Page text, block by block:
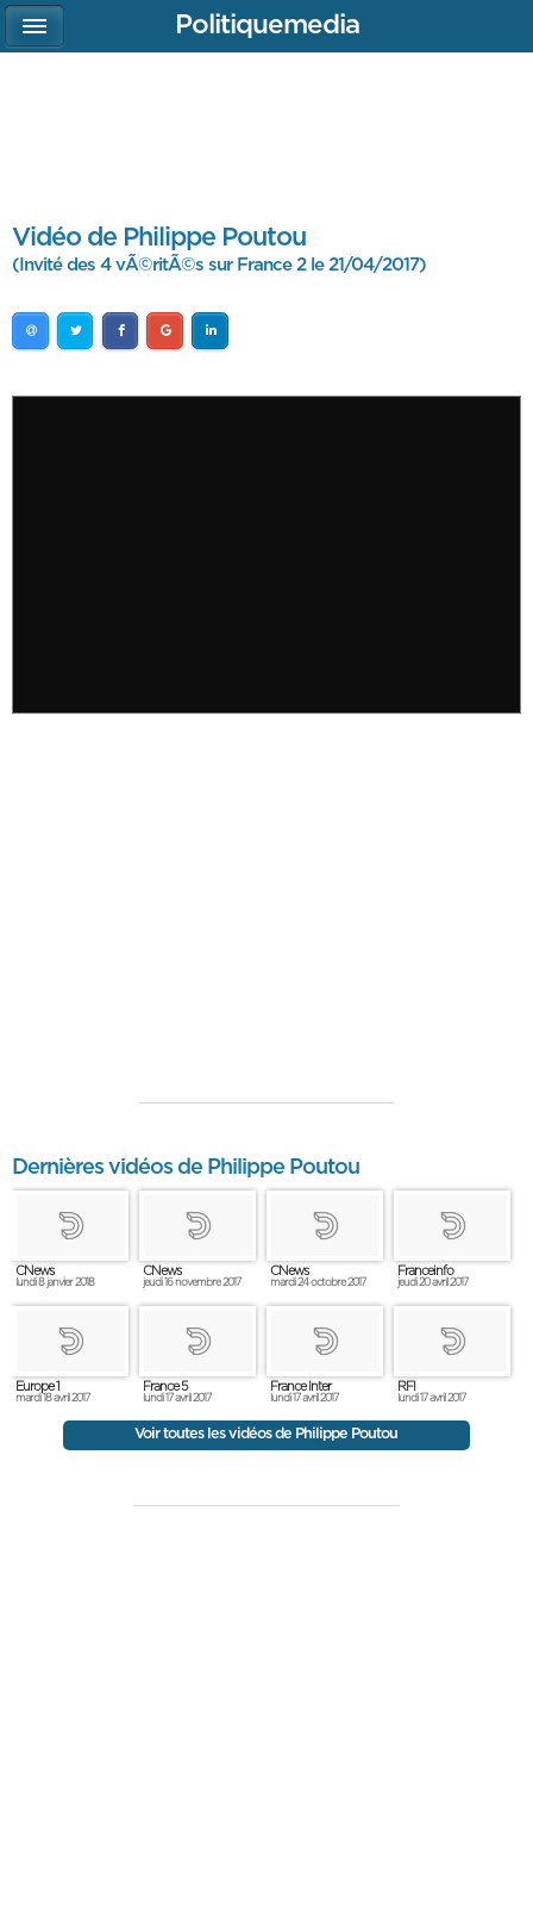
Vidéo de Philippe Poutou
(Invité des 4 vÃ©ritÃ©s sur France 2 le 21/04/2017)
Dernières vidéos de Philippe Poutou
CNews
lundi 8 janvier 2018
CNews
jeudi 16 novembre 2017
CNews
mardi 24 octobre 2017
Franceinfo
jeudi 20 avril 2017
Europe 1
mardi 18 avril 2017
France 5
lundi 17 avril 2017
France Inter
lundi 17 avril 2017
RFI
lundi 17 avril 2017
Voir toutes les vidéos de Philippe Poutou
Politiquemedia